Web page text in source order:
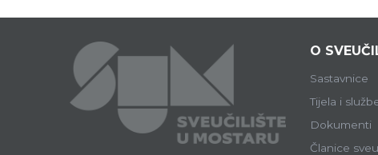
O
Sastavnice
Tijela i
Dokumenti
Članice